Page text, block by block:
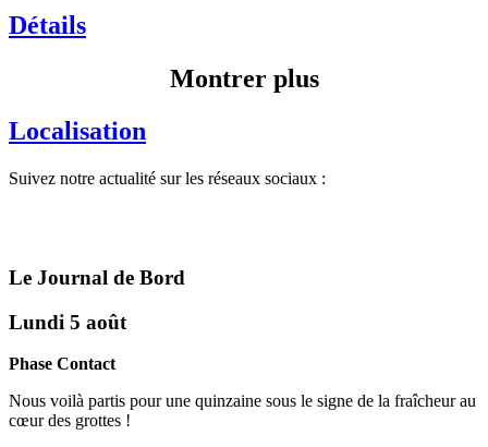
Détails
Montrer plus
Localisation
Suivez notre actualité sur les réseaux sociaux :
Le Journal de Bord
Lundi 5 août
Phase Contact
Nous voilà partis pour une quinzaine sous le signe de la fraîcheur au
cœur des grottes !